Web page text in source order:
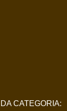
CATEGORIA: